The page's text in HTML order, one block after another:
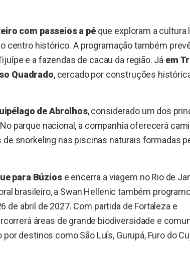
com passeios a péque exploram a cultura
centro histórico. A programação também
e a fazendas de cacau da região. Já em
Quadrado, cercado por construções
de Abrolhos, considerado um dos
parque nacional, a companhia oferecerá
snorkeling nas piscinas naturais formadas
para Búziose encerra a viagem no Rio de
brasileiro, a Swan Hellenic também
de abril de 2027. Com partida de Fortaleza e
áreas de grande biodiversidade e
destinos como São Luís, Gurupá, Furo do